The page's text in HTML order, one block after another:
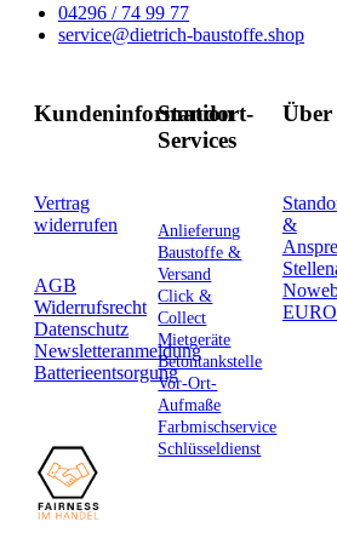
04296 / 74 99 77
service@dietrich-baustoffe.shop
Kundeninformation
Vertrag
widerrufen
AGB
Widerrufsrecht
Datenschutz
Newsletteranmeldung
Batterieentsorgung
Standort-
Services
Anlieferung
Baustoffe &
Versand
Click &
Collect
Mietgeräte
Betontankstelle
Vor-Ort-
Aufmaße
Farbmischservice
Schlüsseldienst
Über
&